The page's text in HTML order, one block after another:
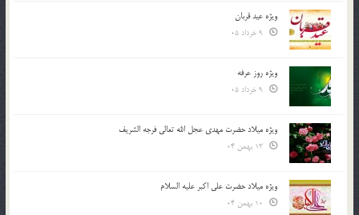
ویژه عید قربان
ویژه روز عرفه
ویژه میلاد حضرت مهدی عجل الله تعالی فرجه الشريف
ویژه میلاد حضرت علی اکبر علیه السلام